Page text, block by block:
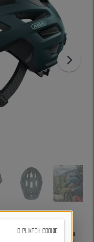
zapewnia najwyższe standardy
rowerowej po górskich trasach.
O PLIKACH COOKIE